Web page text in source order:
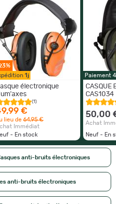
1j
électronique
(1)
€
lieu de 64,95 €
Immédiat
- En stock
Paiement
CASQUE
CAS1034
50,00
Achat
Neuf - En
anti-bruits électroniques
anti-bruits électroniques